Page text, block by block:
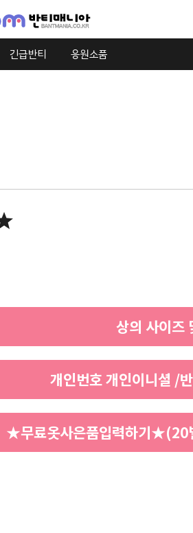
긴급반티 응원소품
상의 사이즈
개인번호 개인이니셜 /
★무료옷사은품입력하기★(20